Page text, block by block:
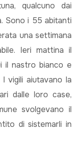
qualcuno dai
Sono i 55 abitanti
una settimana
Ieri mattina il
il nastro bianco e
vigili aiutavano la
dalle loro case,
svolgevano il
di sistemarli in